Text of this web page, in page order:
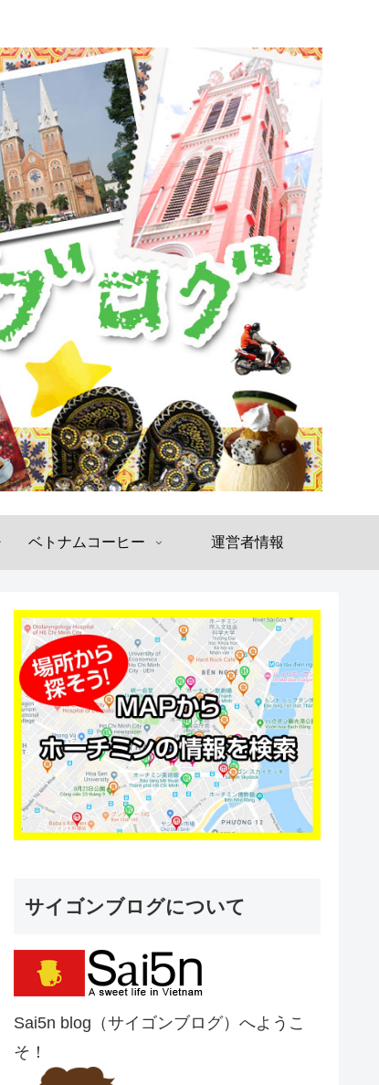
ベトナムコーヒー 運営者情報
サイゴンブログについて
Sai5n blog（サイゴンブログ）へようこ
そ！